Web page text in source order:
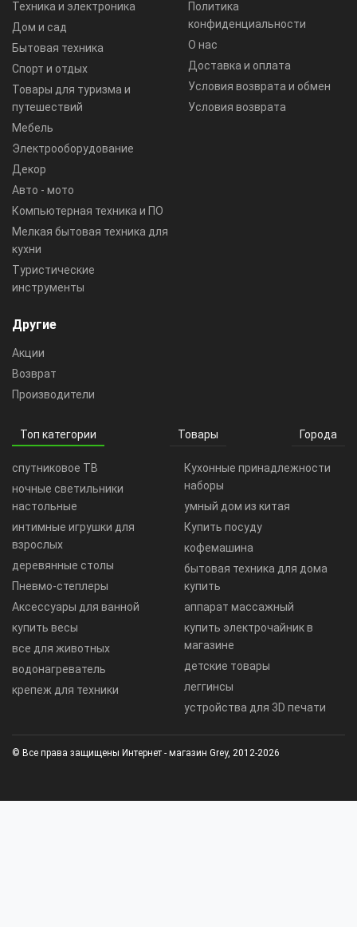
Техника и электроника
Дом и сад
Бытовая техника
Спорт и отдых
Товары для туризма и
путешествий
Мебель
Электрооборудование
Декор
Авто - мото
Компьютерная техника и ПО
Мелкая бытовая техника для
кухни
Туристические
инструменты
Политика
конфиденциальности
О нас
Доставка и оплата
Условия возврата и обмен
Условия возврата
Другие
Акции
Возврат
Производители
Топ категории Товары Города
спутниковое ТВ
ночные светильники
настольные
интимные игрушки для
взрослых
деревянные столы
Пневмо-степлеры
Аксессуары для ванной
купить весы
все для животных
водонагреватель
крепеж для техники
Кухонные принадлежности
наборы
умный дом из китая
Купить посуду
кофемашина
бытовая техника для дома
купить
аппарат массажный
купить электрочайник в
магазине
детские товары
леггинсы
устройства для 3D печати
© Все права защищены Интернет - магазин Grey, 2012-2026